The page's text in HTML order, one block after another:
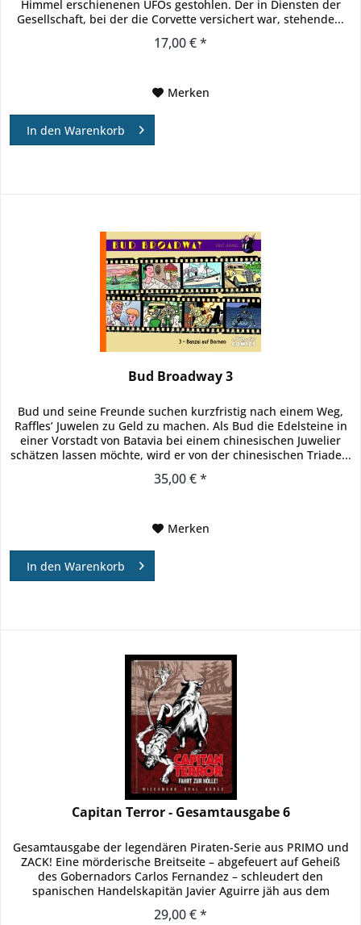
Himmel erschienenen UFOs gestohlen. Der in Diensten der
Gesellschaft, bei der die Corvette versichert war, stehende...
17,00 € *
Merken
In den Warenkorb
Bud Broadway 3
Bud und seine Freunde suchen kurzfristig nach einem Weg,
Raffles’ Juwelen zu Geld zu machen. Als Bud die Edelsteine in
einer Vorstadt von Batavia bei einem chinesischen Juwelier
schätzen lassen möchte, wird er von der chinesischen Triade...
35,00 € *
Merken
In den Warenkorb
Capitan Terror - Gesamtausgabe 6
Gesamtausgabe der legendären Piraten-Serie aus PRIMO und
ZACK! Eine mörderische Breitseite – abgefeuert auf Geheiß
des Gobernadors Carlos Fernandez – schleudert den
spanischen Handelskapitän Javier Aguirre jäh aus dem
29,00 € *